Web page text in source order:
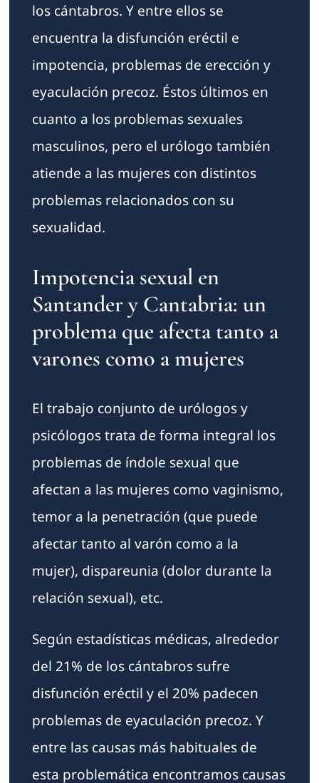
los cántabros. Y entre ellos se
encuentra la disfunción eréctil e
impotencia, problemas de erección y
eyaculación precoz. Éstos últimos en
cuanto a los problemas sexuales
masculinos, pero el urólogo también
atiende a las mujeres con distintos
problemas relacionados con su
sexualidad.
Impotencia sexual en
Santander y Cantabria: un
problema que afecta tanto a
varones como a mujeres
El trabajo conjunto de urólogos y
psicólogos trata de forma integral los
problemas de índole sexual que
afectan a las mujeres como vaginismo,
temor a la penetración (que puede
afectar tanto al varón como a la
mujer), dispareunia (dolor durante la
relación sexual), etc.
Según estadísticas médicas, alrededor
del 21% de los cántabros sufre
disfunción eréctil y el 20% padecen
problemas de eyaculación precoz. Y
entre las causas más habituales de
esta problemática encontramos causas